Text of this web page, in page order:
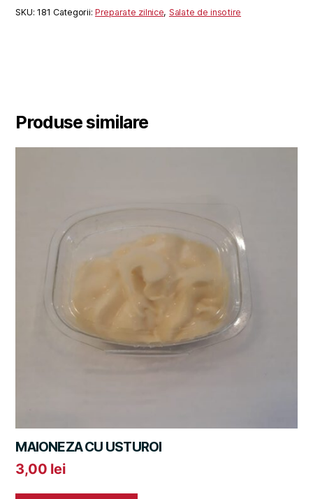
COPTI
SKU:181 Categorii:Preparate zilnice, Salate de insotire
Produse similare
MAIONEZA CU USTUROI
3,00 lei